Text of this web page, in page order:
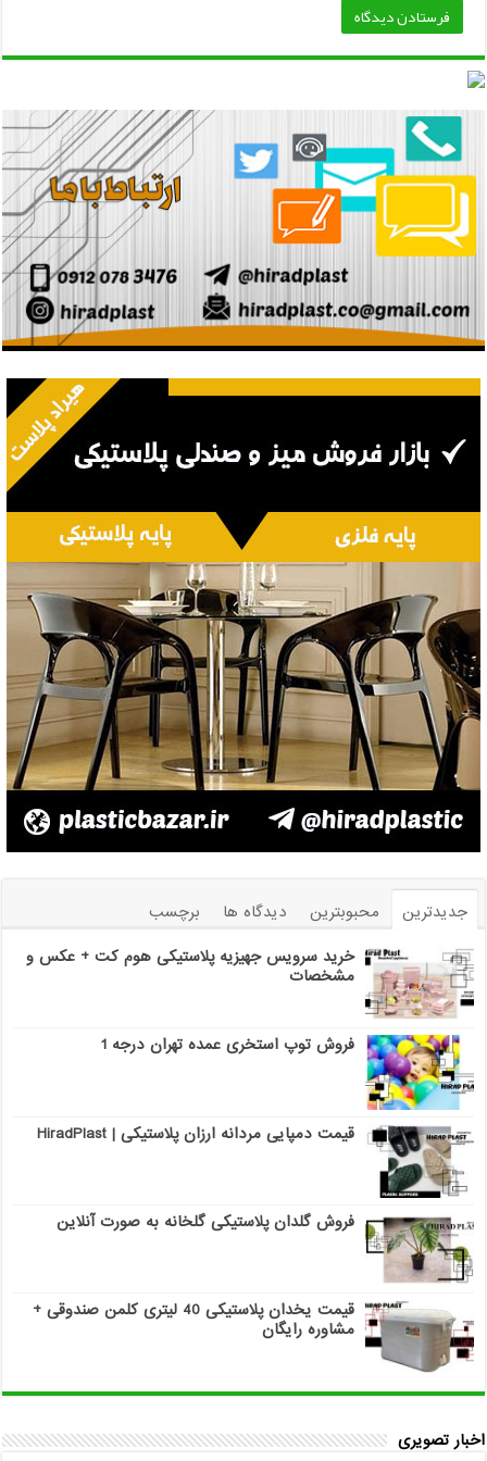
جدیدترین محبوبترین دیدگاه ها
برچسب
خرید سرویس جهیزیه پلاستیکی هوم کت + عکس و
مشخصات
فروش توپ استخری عمده تهران درجه 1
قیمت دمپایی مردانه ارزان پلاستیکی | HiradPlast
فروش گلدان پلاستیکی گلخانه به صورت آنلاین
قیمت یخدان پلاستیکی 40 لیتری کلمن صندوقی +
مشاوره رایگان
اخبار تصویری